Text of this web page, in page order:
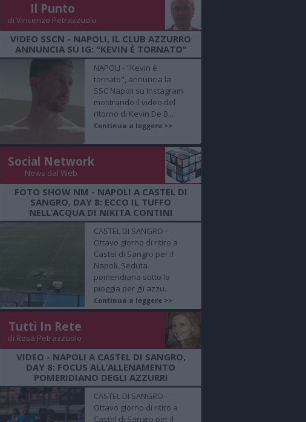
Il Punto
di Vincenzo Petrazzuolo
VIDEO SSCN - NAPOLI, IL CLUB AZZURRO
ANNUNCIA SU IG: "KEVIN È TORNATO"
NAPOLI - "Kevin è
tornato", annuncia la
SSC Napoli su Instagram
mostrando il video del
ritorno di Kevin De B...
Continua a leggere >>
Social Network
News dal Web
FOTO SHOW NM - NAPOLI A CASTEL DI
SANGRO, DAY 8: ECCO IL TUFFO
NELL’ACQUA DI NIKITA CONTINI
CASTEL DI SANGRO -
Ottavo giorno di ritiro a
Castel di Sangro per il
Napoli. Seduta
pomeridiana sotto la
pioggia per gli azzu...
Continua a leggere >>
Tutti In Rete
di Rosa Petrazzuolo
VIDEO - NAPOLI A CASTEL DI SANGRO,
DAY 8: FOCUS ALL’ALLENAMENTO
POMERIDIANO DEGLI AZZURRI
CASTEL DI SANGRO -
Ottavo giorno di ritiro a
Castel di Sangro per il